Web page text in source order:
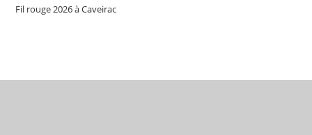
Fil rouge 2026 à Caveirac